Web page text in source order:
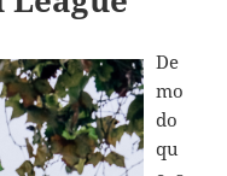
De
mo
do
qu